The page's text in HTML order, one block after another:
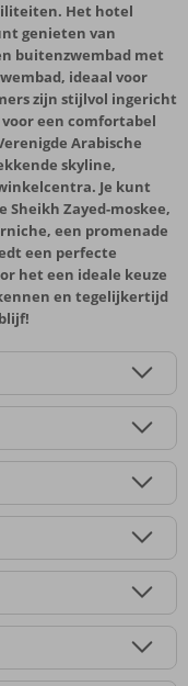
Het hotel
genieten van
buitenzwembad met
ideaal voor
zijn stijlvol ingericht
een comfortabel
Arabische
skyline,
Je kunt
Sheikh Zayed-moskee,
een promenade
een perfecte
het een ideale keuze
en tegelijkertijd